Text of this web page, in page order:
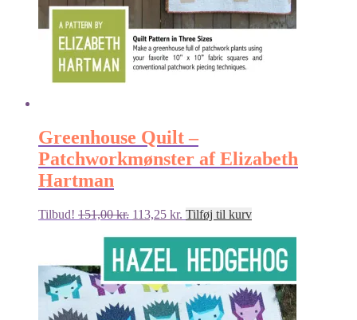
Greenhouse Quilt –
Patchworkmønster af Elizabeth
Hartman
Tilbud! 151,00kr. Den
pris
var:
151,00 kr..
113,25 kr. Den
pris
er:
113,25 kr..
Tilføj til kurv